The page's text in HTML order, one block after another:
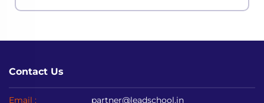
Contact Us
Email : partner@leadschool.in